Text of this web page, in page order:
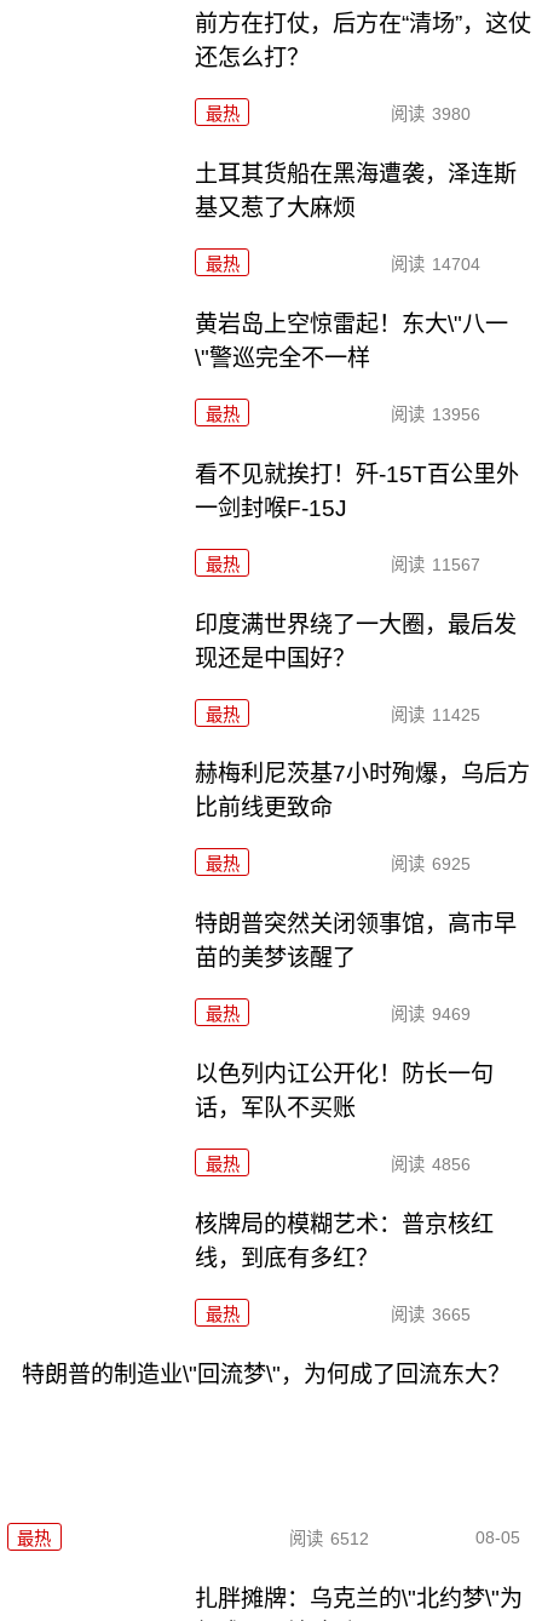
前方在打仗，后方在“清场”，这仗
还怎么打？
最热 阅读 3980
土耳其货船在黑海遭袭，泽连斯
基又惹了大麻烦
最热 阅读 14704
黄岩岛上空惊雷起！东大\"八一
\"警巡完全不一样
最热 阅读 13956
看不见就挨打！歼-15T百公里外
一剑封喉F-15J
最热 阅读 11567
印度满世界绕了一大圈，最后发
现还是中国好？
最热 阅读 11425
赫梅利尼茨基7小时殉爆，乌后方
比前线更致命
最热 阅读 6925
特朗普突然关闭领事馆，高市早
苗的美梦该醒了
最热 阅读 9469
以色列内讧公开化！防长一句
话，军队不买账
最热 阅读 4856
核牌局的模糊艺术：普京核红
线，到底有多红？
最热 阅读 3665
特朗普的制造业\"回流梦\"，为何成了回流东大？
最热 阅读 6512 08-05
扎胖摊牌：乌克兰的\"北约梦\"为